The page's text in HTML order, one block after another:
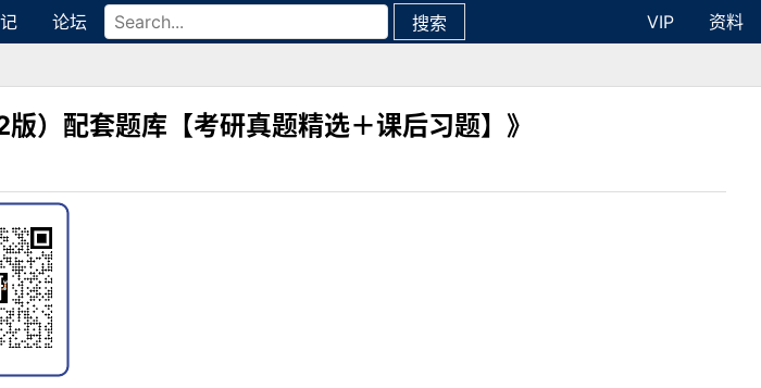
论坛 搜索 VIP
资料
）配套题库【考研真题精选＋课后习题】》